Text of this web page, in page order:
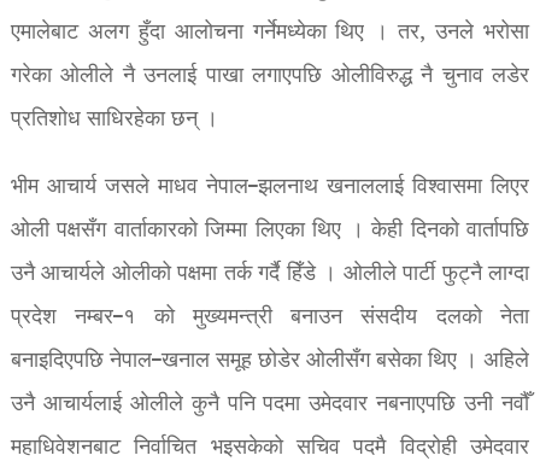
एमालेबाट अलग हुँदा आलोचना गर्नेमध्येका थिए । तर, उनले भरोसा
गरेका ओलीले नै उनलाई पाखा लगाएपछि ओलीविरुद्ध नै चुनाव लडेर
प्रतिशोध साधिरहेका छन् ।
भीम आचार्य जसले माधव नेपाल–झलनाथ खनाललाई विश्वासमा लिएर
ओली पक्षसँग वार्ताकारको जिम्मा लिएका थिए । केही दिनको वार्तापछि
उनै आचार्यले ओलीको पक्षमा तर्क गर्दै हिँडे । ओलीले पार्टी फुट्नै लाग्दा
प्रदेश नम्बर–१ को मुख्यमन्त्री बनाउन संसदीय दलको नेता
बनाइदिएपछि नेपाल–खनाल समूह छोडेर ओलीसँग बसेका थिए । अहिले
उनै आचार्यलाई ओलीले कुनै पनि पदमा उमेदवार नबनाएपछि उनी नवौँ
महाधिवेशनबाट निर्वाचित भइसकेको सचिव पदमै विद्रोही उमेदवार